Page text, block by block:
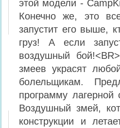
этой модели -
Конечно жe, это
запустит его выше,
груз! А если
воздушный
змеев украсят
болельщикам.
программу
Воздушный змей,
конструкции и